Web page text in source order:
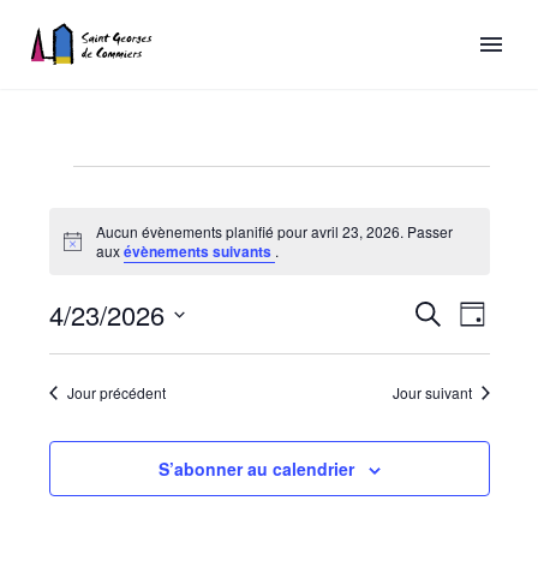
Évènements
for
avril
23,
2026
Notice
Aucun évènements planifié pour avril 23, 2026. Passer
auxévènements suivants .
et
Recherche
de
vues
Jour
4/23/2026
Sélectionnez
date.
Jour précédent Jour suivant
S’abonner au calendrier